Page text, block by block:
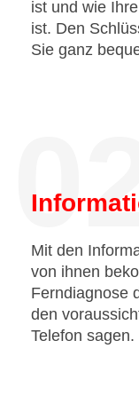
ist und wie
ist. Den
Sie ganz
Mit den
von ihnen
Ferndiagnose
den
Telefon sagen.